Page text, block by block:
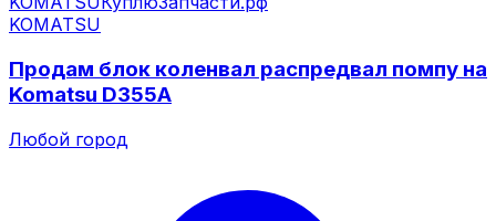
KOMATSU
Продам блок коленвал распредвал помпу на
Komatsu D355A
Любой город